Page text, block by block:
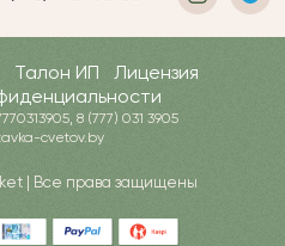
Талон ИП
Лицензия
8 (777) 031 3905
cvetov.by
| Все права защищены